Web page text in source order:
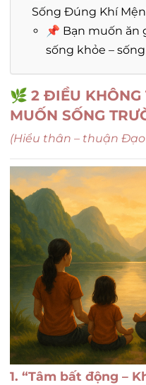
Sống Đúng Khí
📌 Bạn muốn ăn
sống khỏe –
🌿 2 ĐIỀU KHÔNG
MUỐN SỐNG
(Hiểu thân – thuận
1. “Tâm bất động –